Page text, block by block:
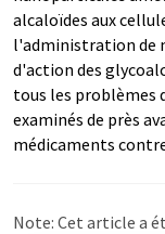
alcaloïdes aux
l'administration de
d'action des
tous les problèmes
examinés de près
médicaments
Note: Cet article a